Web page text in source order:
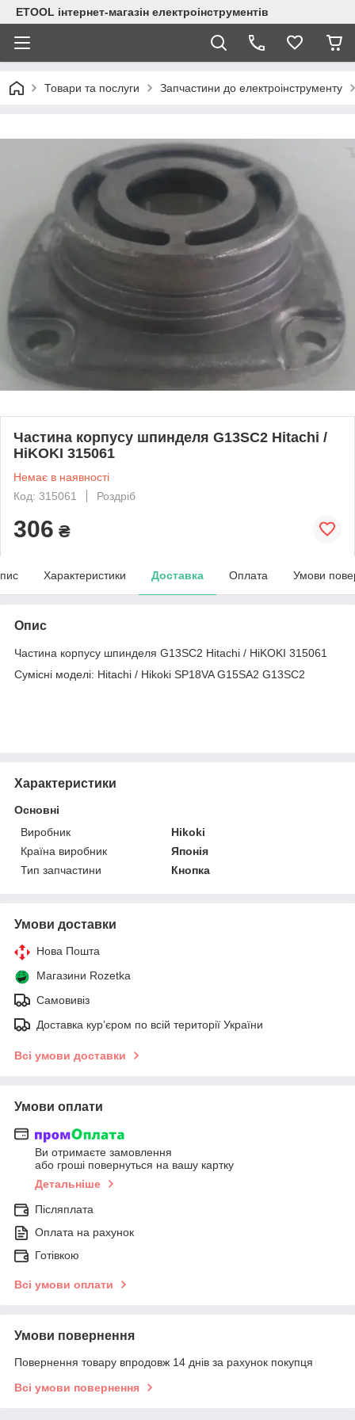
ETOOL інтернет-магазін електроінструментів
Товари та послуги Запчастини до електроінструменту
Частина корпусу шпинделя G13SC2 Hitachi /
HiKOKI 315061
Немає в наявності
Код: 315061
Роздріб
306 ₴
Характеристики Доставка Оплата Умови
Опис
Частина корпусу шпинделя G13SC2 Hitachi / HiKOKI 315061
Сумісні моделі: Hitachi / Hikoki SP18VA G15SA2 G13SC2
Характеристики
Основні
Виробник
Hikoki
Країна виробник
Японія
Тип запчастини
Кнопка
Умови доставки
Нова Пошта
Магазини Rozetka
Самовивіз
Доставка кур’єром по всій території України
Всі умови доставки
Умови оплати
Ви отримаєте замовлення
або гроші повернуться на вашу картку
Детальніше
Післяплата
Оплата на рахунок
Готівкою
Всі умови оплати
Умови повернення
Повернення товару впродовж 14 днів за рахунок покупця
Всі умови повернення